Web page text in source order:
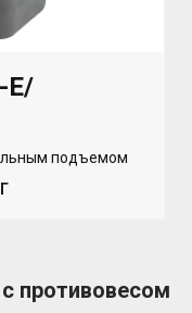
E/
подъемом
противовесом